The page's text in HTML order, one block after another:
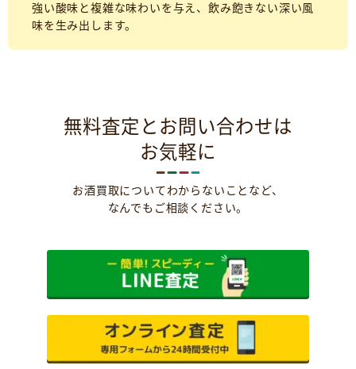
強い酸味と複雑な味わいを与え、飲み飽きない深い風
味を生み出します。
無料査定とお問い合わせは
お気軽に
お酒買取についてわからないことなど、
なんでもご相談ください。